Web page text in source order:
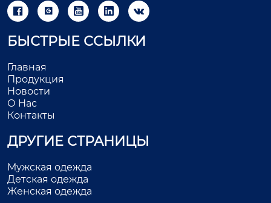
    
БЫСТРЫЕ ССЫЛКИ
Главная
Продукция
Новости
О Нас
Контакты
ДРУГИЕ СТРАНИЦЫ
Мужская одежда
Детская одежда
Женская одежда